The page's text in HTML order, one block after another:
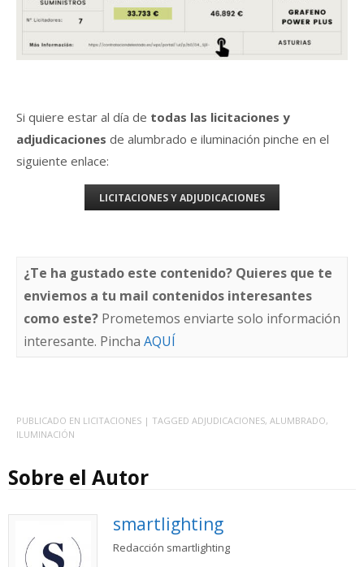
Si quiere estar al día de todas las licitaciones y
adjudicaciones de alumbrado e iluminación pinche en el
siguiente enlace:
LICITACIONES Y ADJUDICACIONES
¿Te ha gustado este contenido? Quieres que te
enviemos a tu mail contenidos interesantes
como este? Prometemos enviarte solo información
interesante. Pincha AQUÍ
PUBLICADO EN LICITACIONES | TAGGED ADJUDICACIONES, ALUMBRADO,
ILUMINACIÓN
Sobre el Autor
smartlighting
Redacción smartlighting